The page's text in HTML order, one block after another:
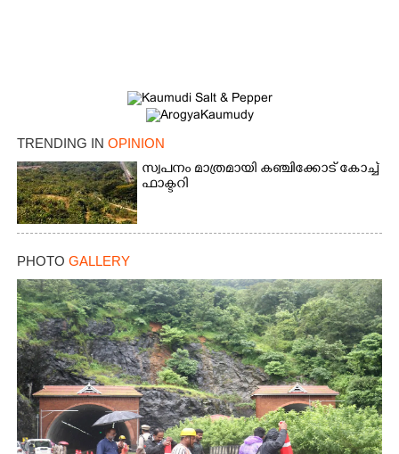
TRENDING IN OPINION
സ്വപനം മാത്രമായി കഞ്ചിക്കോട് കോച്ച്
ഫാക്ടറി
PHOTO GALLERY